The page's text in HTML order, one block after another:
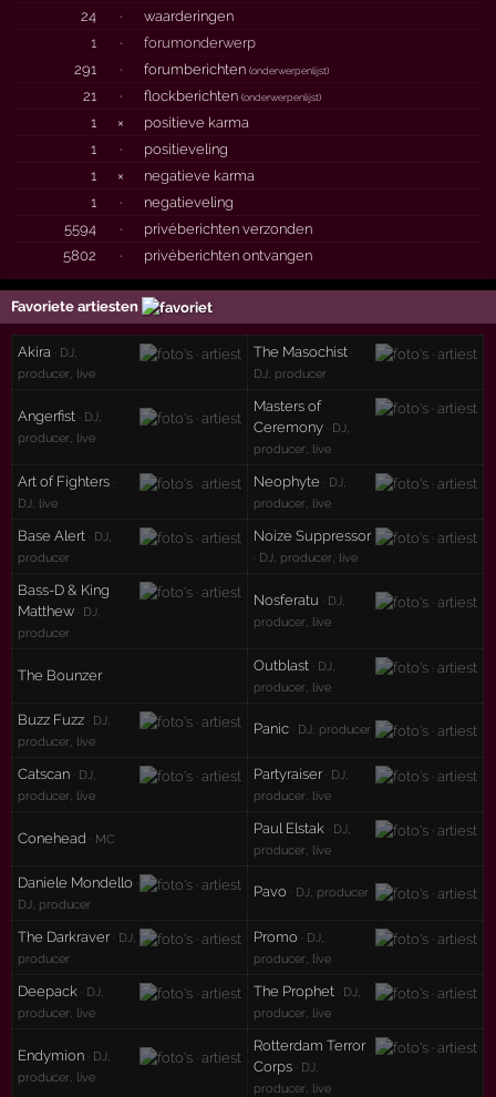
24
·
waarderingen
1
·
forumonderwerp
291
· forumberichten(onderwerpenlijst)
21 · flockberichten(onderwerpenlijst)
1 ×
positieve karma
1
·
positieveling
1
×
negatieve karma
1
·
negatieveling
5594
·
privéberichten verzonden
5802
· privéberichten ontvangen
Favoriete artiesten
Akira · DJ,
producer, live
The Masochist
DJ, producer
Angerfist · DJ,
producer, live
Masters of
Ceremony · DJ,
producer, live
Art of Fighters
DJ, live
Neophyte
· DJ,
producer, live
Base Alert · DJ,
producer
Noize Suppressor
· DJ, producer, live
Bass-D & King
Matthew · DJ,
producer
Nosferatu
· DJ,
producer, live
The Bounzer
Outblast · DJ,
producer, live
Buzz Fuzz · DJ,
producer, live
Panic · DJ, producer
Catscan · DJ,
producer, live
Partyraiser· DJ,
producer, live
Conehead · MC
Paul Elstak · DJ,
producer, live
Daniele Mondello
DJ, producer
Pavo · DJ, producer
The Darkraver· DJ,
producer
Promo · DJ,
producer, live
Deepack · DJ,
producer, live
The Prophet · DJ,
producer, live
Endymion · DJ,
producer, live
Rotterdam Terror
Corps · DJ,
producer, live